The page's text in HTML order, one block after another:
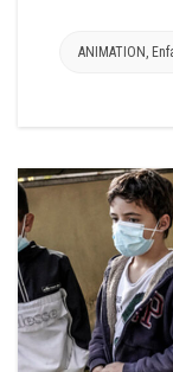
ANIMATION,